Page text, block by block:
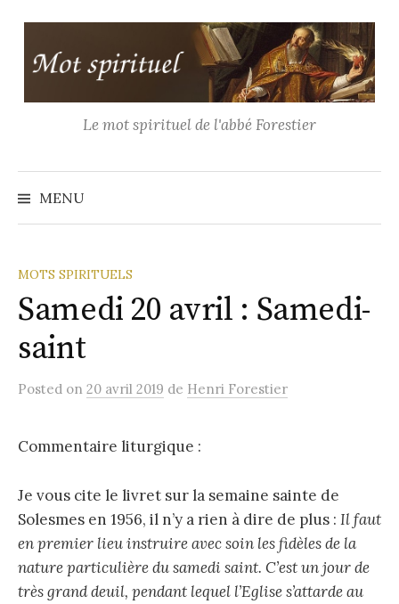
contenu
Le mot spirituel de l'abbé Forestier
MENU
MOTS SPIRITUELS
Samedi 20 avril : Samedi-
saint
Posted on 20 avril 2019 de Henri Forestier
Commentaire liturgique :
Je vous cite le livret sur la semaine sainte de
Solesmes en 1956, il n’y a rien à dire de plus : Il faut
en premier lieu instruire avec soin les fidèles de la
nature particulière du samedi saint. C’est un jour de
très grand deuil, pendant lequel l’Eglise s’attarde au